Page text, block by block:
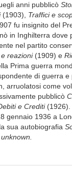
anni pubblicò
(1903), Traffici e
fu insignito del
in Inghilterra dove
nel partito
reazioni(1909) e
Prima guerra
di guerra
arruolatosi come
pubblicò
e Crediti(1926).
gennaio 1936 a
sua autobiografia